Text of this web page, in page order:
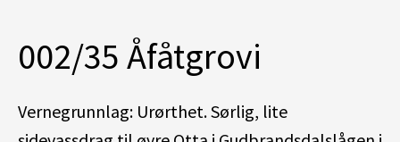
002/35 Åfåtgrovi
Vernegrunnlag: Urørthet. Sørlig, lite